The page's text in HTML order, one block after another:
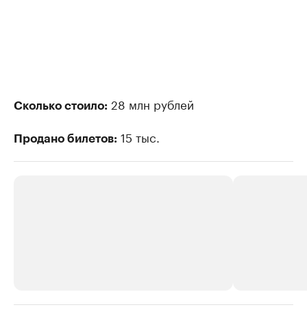
Сколько стоило: 28 млн рублей
Продано билетов: 15 тыс.